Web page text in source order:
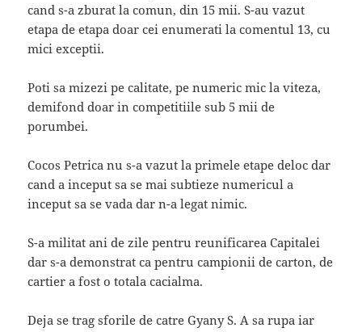
cand s-a zburat la comun, din 15 mii. S-au vazut
etapa de etapa doar cei enumerati la comentul 13, cu
mici exceptii.
Poti sa mizezi pe calitate, pe numeric mic la viteza,
demifond doar in competitiile sub 5 mii de
porumbei.
Cocos Petrica nu s-a vazut la primele etape deloc dar
cand a inceput sa se mai subtieze numericul a
inceput sa se vada dar n-a legat nimic.
S-a militat ani de zile pentru reunificarea Capitalei
dar s-a demonstrat ca pentru campionii de carton, de
cartier a fost o totala cacialma.
Deja se trag sforile de catre Gyany S. A sa rupa iar